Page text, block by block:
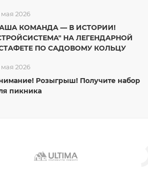
мая 2026
КОМАНДА — В ИСТОРИИ!
НА ЛЕГЕНДАРНОЙ
ПО САДОВОМУ КОЛЬЦУ
мая 2026
Розыгрыш! Получите набор
пикника